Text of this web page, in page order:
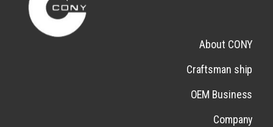
About CONY
Craftsman ship
OEM Business
Company